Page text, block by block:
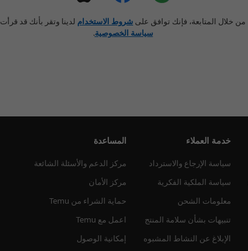
من خلال المتابعة، فإنك توافق على شروط الاستخدام لدينا وتقر بأنك قد قرأت
سياسة الخصوصية.
خدمة العملاء
سياسة الإرجاع والاسترداد
سياسة الملكية الفكرية
معلومات الشحن
تنبيهات بشأن سلامة المنتج
الإبلاغ عن النشاط المشبوه
المساعدة
مركز الدعم والأسئلة الشائعة
مركز الأمان
حماية الشراء من Temu
اعمل مع Temu
إمكانية الوصول